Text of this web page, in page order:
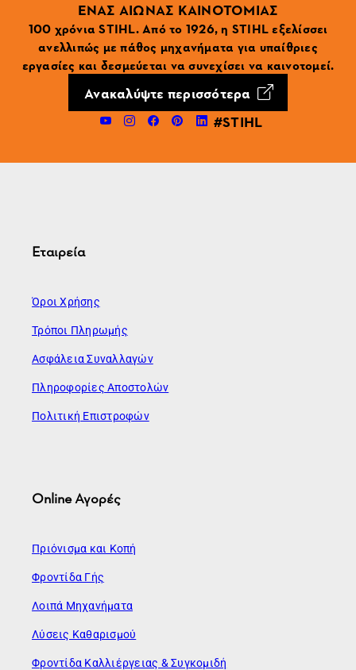
ΕΝΑΣ ΑΙΩΝΑΣ ΚΑΙΝΟΤΟΜΙΑΣ
100 χρόνια STIHL. Από το 1926, η STIHL εξελίσσει
ανελλιπώς με πάθος μηχανήματα για υπαίθριες
εργασίες και δεσμεύεται να συνεχίσει να καινοτομεί.
Ανακαλύψτε περισσότερα
#STIHL
Εταιρεία
Όροι Χρήσης
Τρόποι Πληρωμής
Ασφάλεια Συναλλαγών
Πληροφορίες Αποστολών
Πολιτική Επιστροφών
Online Αγορές
Πριόνισμα και Κοπή
Φροντίδα Γής
Λοιπά Μηχανήματα
Λύσεις Καθαρισμού
Φροντίδα Καλλιέργειας & Συγκομιδή